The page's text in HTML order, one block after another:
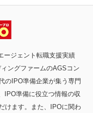
ージェント転職支援実績
ングファームのAGSコン
のIPO準備企業が集う専門
IPO準備に役立つ情報の収
けます。また、IPOに関わ